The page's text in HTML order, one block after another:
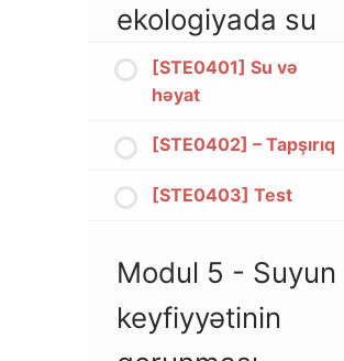
ekologiyada su
[STE0401] Su və
həyat
[STE0402] – Tapşırıq
[STE0403] Test
Modul 5 - Suyun
keyfiyyətinin